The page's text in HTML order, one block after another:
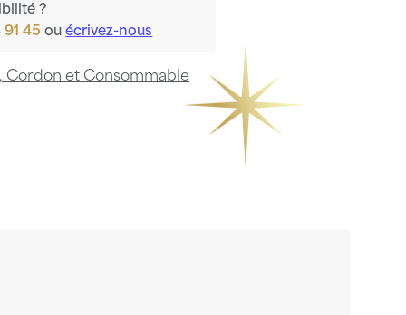
?
45 ouécrivez-nous
Cordon et Consommable